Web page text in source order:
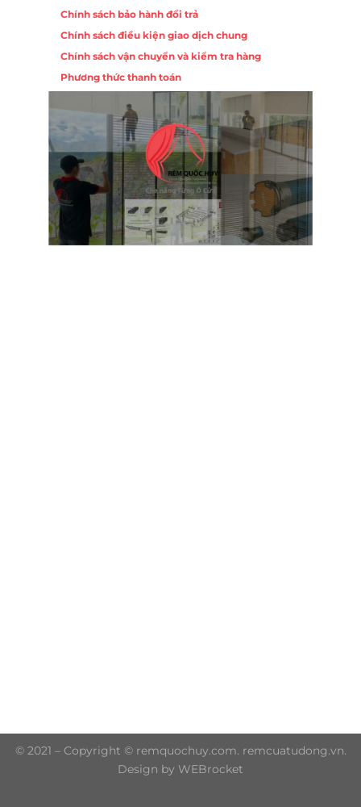
Chính sách bảo hành đổi trả
Chính sách điều kiện giao dịch chung
Chính sách vận chuyển và kiểm tra hàng
Phương thức thanh toán
© 2021 – Copyright © remquochuy.com. remcuatudong.vn.
Design by WEBrocket